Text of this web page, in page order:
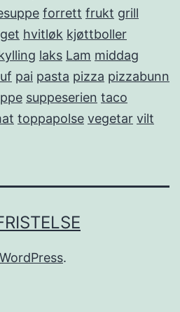
forrett frukt grill
hvitløk kjøttboller
laks Lam middag
pai pasta pizza pizzabunn
suppeserien taco
toppapolse vegetar vilt
WordPress.